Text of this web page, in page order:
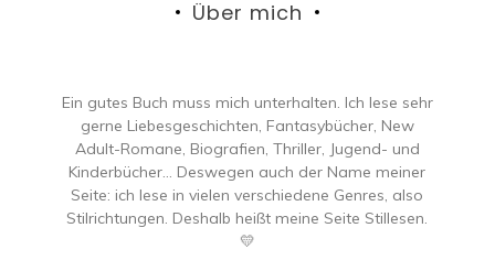
Über mich
Ein gutes Buch muss mich unterhalten. Ich lese sehr
gerne Liebesgeschichten, Fantasybücher, New
Adult-Romane, Biografien, Thriller, Jugend- und
Kinderbücher… Deswegen auch der Name meiner
Seite: ich lese in vielen verschiedene Genres, also
Stilrichtungen. Deshalb heißt meine Seite Stillesen.
💛